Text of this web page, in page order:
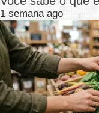
1 semana ago